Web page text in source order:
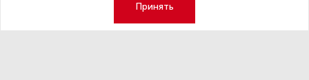
Принять